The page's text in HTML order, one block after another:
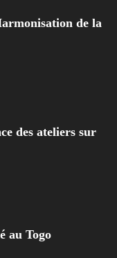
de la
des ateliers sur
au Togo